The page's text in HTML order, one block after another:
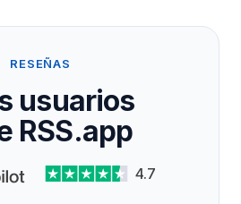
RESEÑAS
usuarios
RSS.app
4.7